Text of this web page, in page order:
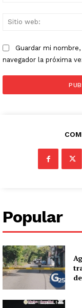
Guardar mi
navegador la próxima
Popular